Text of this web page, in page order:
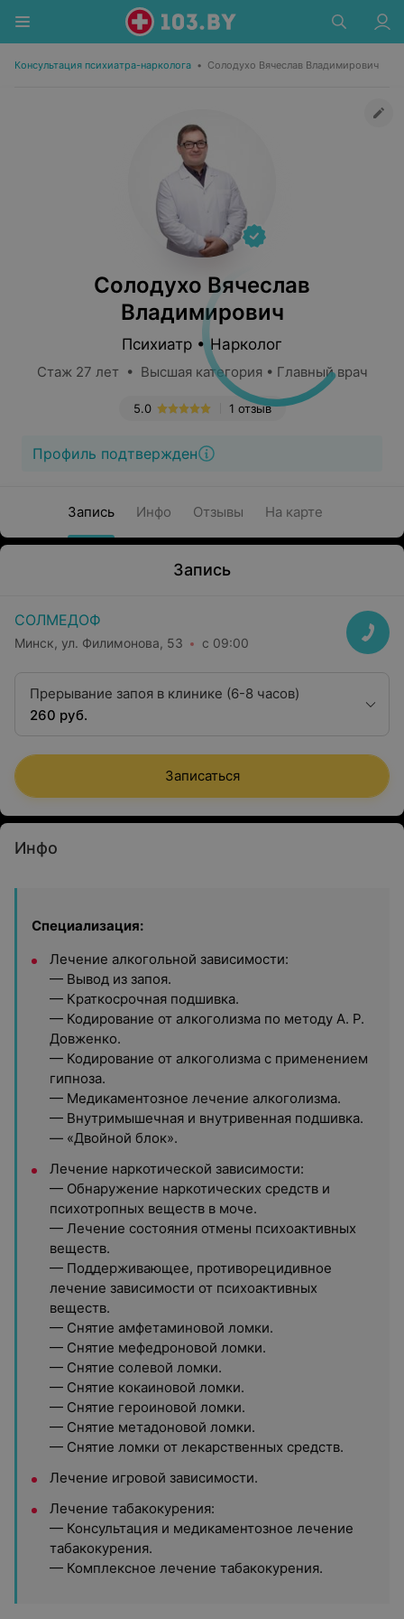
Консультация психиатра-нарколога • Солодухо Вячеслав Владимирович
Солодухо Вячеслав
Владимирович
Психиатр • Нарколог
Стаж 27 лет • Высшая категория • Главный врач
1 отзыв
5.0
Профиль подтвержден
Запись Инфо Отзывы На карте
Запись
СОЛМЕДОФ
Минск, ул. Филимонова, 53 с 09:00
Прерывание запоя в клинике (6-8 часов)
260 руб.
Записаться
Инфо
Специализация:
Лечение алкогольной зависимости:
— Вывод из запоя.
— Краткосрочная подшивка.
— Кодирование от алкоголизма по методу А. Р.
Довженко.
— Кодирование от алкоголизма с применением
гипноза.
— Медикаментозное лечение алкоголизма.
— Внутримышечная и внутривенная подшивка.
— «Двойной блок».
Лечение наркотической зависимости:
— Обнаружение наркотических средств и
психотропных веществ в моче.
— Лечение состояния отмены психоактивных
веществ.
— Поддерживающее, противорецидивное
лечение зависимости от психоактивных
веществ.
— Снятие амфетаминовой ломки.
— Снятие мефедроновой ломки.
— Снятие солевой ломки.
— Снятие кокаиновой ломки.
— Снятие героиновой ломки.
— Снятие метадоновой ломки.
— Снятие ломки от лекарственных средств.
Лечение игровой зависимости.
Лечение табакокурения:
— Консультация и медикаментозное лечение
табакокурения.
— Комплексное лечение табакокурения.